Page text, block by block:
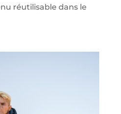
réutilisable dans le